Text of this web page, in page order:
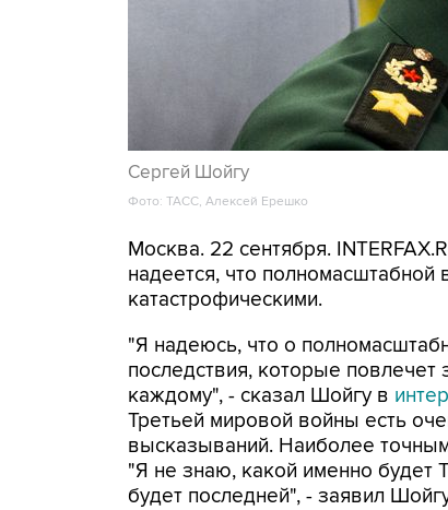
Сергей Шойгу
Фото: ТАСС, Алексей Ерешко
Москва. 22 сентября.
надеется, что
катастрофическими.
"Я надеюсь, что о
последствия, которые
каждому", - сказал Шойгу в
Третьей мировой войны есть
высказываний. Наиболее
"Я не знаю, какой именно будет
будет последней", - заявил